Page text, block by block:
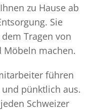
zu Hause ab
Sie
Tragen von
Möbeln machen.
führen
pünktlich aus.
Schweizer